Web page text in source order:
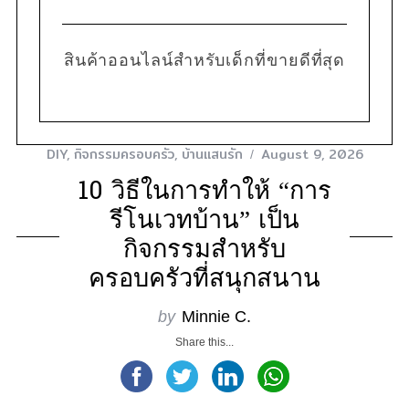
สินค้าออนไลน์สำหรับเด็กที่ขายดีที่สุด
DIY, กิจกรรมครอบครัว, บ้านแสนรัก August 9, 2026
10 วิธีในการทำให้ “การ
รีโนเวทบ้าน” เป็น
กิจกรรมสำหรับ
ครอบครัวที่สนุกสนาน
by Minnie C.
Share this...